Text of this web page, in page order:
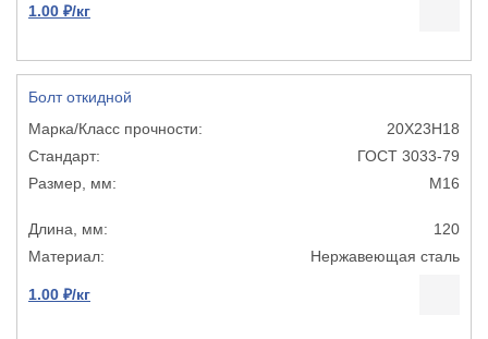
1.00 ₽/кг
Болт откидной
20Х23Н18
ГОСТ 3033-79
М16
120
Нержавеющая сталь
1.00 ₽/кг